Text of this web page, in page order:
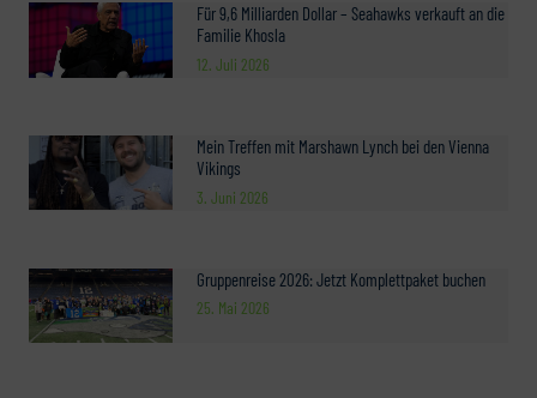
Für 9,6 Milliarden Dollar – Seahawks verkauft an die
Familie Khosla
12. Juli 2026
Mein Treffen mit Marshawn Lynch bei den Vienna
Vikings
3. Juni 2026
Gruppenreise 2026: Jetzt Komplettpaket buchen
25. Mai 2026